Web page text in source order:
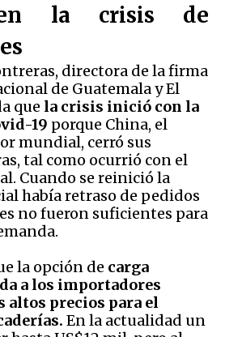
en la crisis de
directora de la firma
de Guatemala y El
que la crisis inició con la
19 porque China, el
mundial, cerró sus
tal como ocurrió con el
Cuando se reinició la
había retraso de pedidos
no fueron suficientes para
la opción de carga
a los importadores
altos precios para el
En la actualidad un